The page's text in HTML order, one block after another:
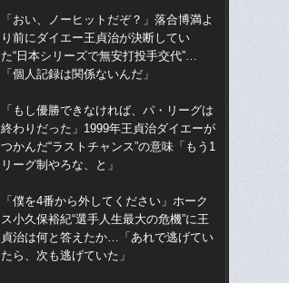
「おい、ノーヒットだぞ？」落合博満よ
り前にダイエー王貞治が決断してい
た“日本シリーズで無安打投手交代”…
「個人記録は関係ないんだ」
「もし優勝できなければ、パ・リーグは
終わりだった」1999年王貞治ダイエーが
つかんだ“ラストチャンス”の意味「もう1
リーグ制やろな、と」
「僕を4番から外してください」ホーク
ス小久保裕紀“選手人生最大の危機”に王
貞治は何と答えたか…「あれで逃げてい
たら、次も逃げていた」